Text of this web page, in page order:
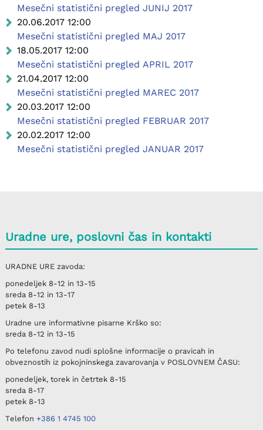
Mesečni statistični pregled JUNIJ 2017
20.06.2017 12:00
Mesečni statistični pregled MAJ 2017
18.05.2017 12:00
Mesečni statistični pregled APRIL 2017
21.04.2017 12:00
Mesečni statistični pregled MAREC 2017
20.03.2017 12:00
Mesečni statistični pregled FEBRUAR 2017
20.02.2017 12:00
Mesečni statistični pregled JANUAR 2017
Uradne ure, poslovni čas in kontakti
URADNE UREzavoda:
ponedeljek8-12 in 13-15
sreda 8-12 in 13-17
petek8-13
Uradne ure informativne pisarne Krško so:
sreda 8-12 in 13-15
Po telefonu zavod nudi splošne informacije o pravicah in
obveznostih iz pokojninskega zavarovanja v POSLOVNEM ČASU:
ponedeljek, torek in četrtek8-15
sreda 8-17
petek8-13
Telefon +386 1 4745 100